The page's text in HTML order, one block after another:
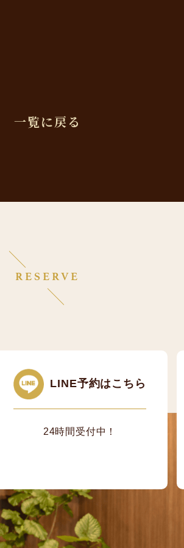
一覧に戻る
RESERVE
LINE予約はこちら
24時間受付中！